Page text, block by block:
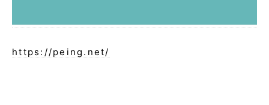
https://peing.net/